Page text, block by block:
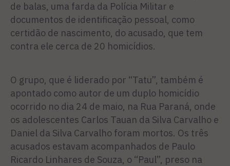
de balas, uma farda da Polícia Militar e
documentos de identificação pessoal, como
certidão de nascimento, do acusado, que tem
contra ele cerca de 20 homicídios.
O grupo, que é liderado por “Tatu”, também é
apontado como autor de um duplo homicídio
ocorrido no dia 24 de maio, na Rua Paraná, onde
os adolescentes Carlos Tauan da Silva Carvalho e
Daniel da Silva Carvalho foram mortos. Os três
acusados estavam acompanhados de Paulo
Ricardo Linhares de Souza, o “Paul”, preso na